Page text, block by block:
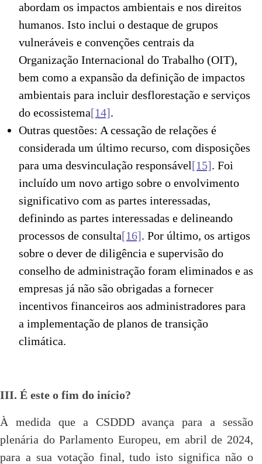
abordam os impactos ambientais e nos direitos
humanos. Isto inclui o destaque de grupos
vulneráveis e convenções centrais da
Organização Internacional do Trabalho (OIT),
bem como a expansão da definição de impactos
ambientais para incluir desflorestação e serviços
do ecossistema[14].
Outras questões: A cessação de relações é
considerada um último recurso, com disposições
para uma desvinculação responsável[15]. Foi
incluído um novo artigo sobre o envolvimento
significativo com as partes interessadas,
definindo as partes interessadas e delineando
processos de consulta[16]. Por último, os artigos
sobre o dever de diligência e supervisão do
conselho de administração foram eliminados e as
empresas já não são obrigadas a fornecer
incentivos financeiros aos administradores para
a implementação de planos de transição
climática.
III. É este o fim do início?
À medida que a CSDDD avança para a sessão
plenária do Parlamento Europeu, em abril de 2024,
para a sua votação final, tudo isto significa não o